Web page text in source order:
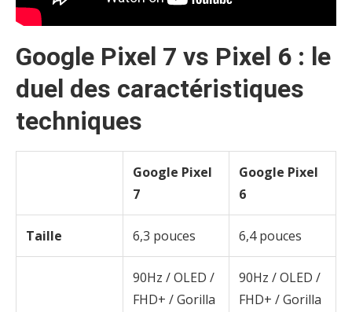
Google Pixel 7 vs Pixel 6 : le
duel des caractéristiques
techniques
Google Pixel
7
Google Pixel
6
Taille 6,3 pouces 6,4 pouces
90Hz / OLED /
FHD+ / Gorilla
90Hz / OLED /
FHD+ / Gorilla